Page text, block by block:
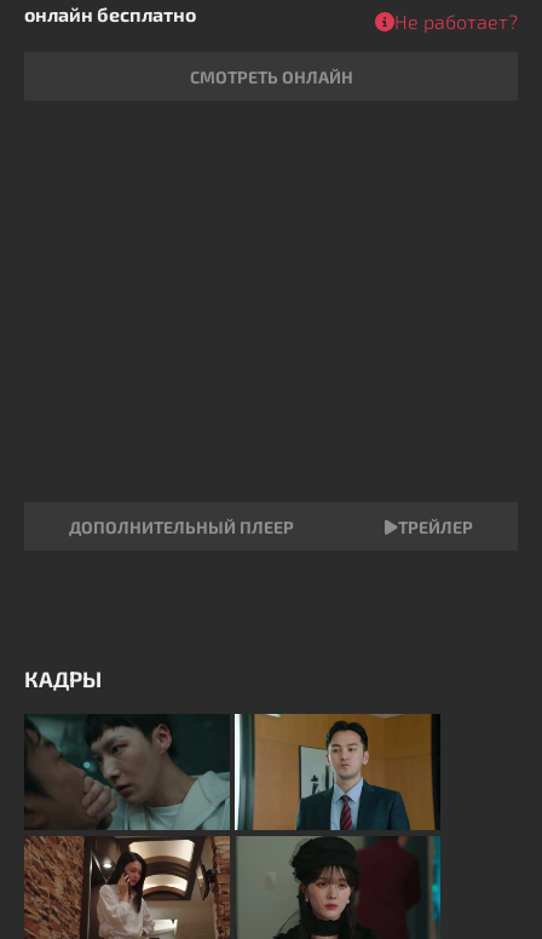
онлайн бесплатно
СМОТРЕТЬ ОНЛАЙН
ДОПОЛНИТЕЛЬНЫЙ ПЛЕЕР ТРЕЙЛЕР
Не работает?
КАДРЫ